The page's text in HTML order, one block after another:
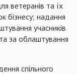
ветеранів та їх
бізнесу; надання
учасників
за облаштування
спільного